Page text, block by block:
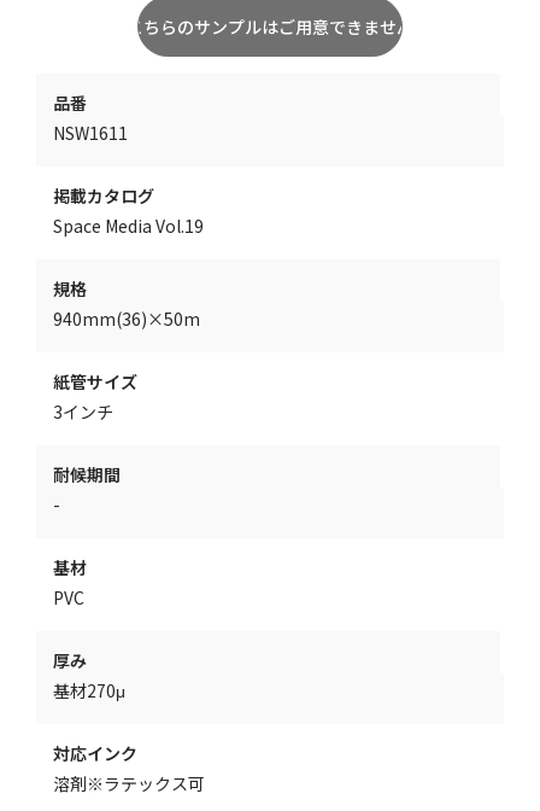
品番
NSW1611
掲載カタログ
Space Media Vol.19
規格
940mm(36)×50m
紙管サイズ
3インチ
耐候期間
-
基材
PVC
厚み
基材270μ
対応インク
溶剤※ラテックス可